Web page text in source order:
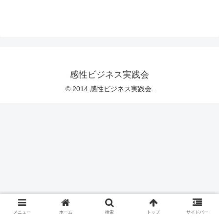
感性ビジネス実践会
© 2014 感性ビジネス実践会.
メニュー ホーム 検索 トップ サイドバー